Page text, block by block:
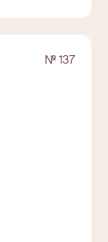
№ 137